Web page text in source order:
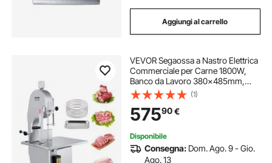
Aggiungi al carrello
VEVOR Segaossa a Nastro Elettrica
Commerciale per Carne 1800W,
Banco da Lavoro 380x485mm,
Macchina per Tagliare Ossa da
Banco Taglierina per Carne con
Lama per Costolette di Maiale Uso
Commerciale
(1)
57590€
Disponibile
Consegna: Dom. Ago. 9 - Gio.
Ago. 13